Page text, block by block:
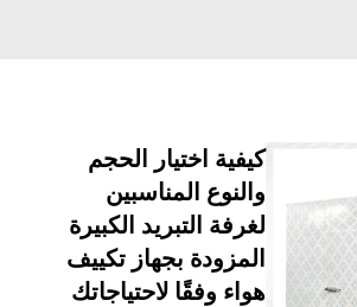
كيفية اختيار الحجم
والنوع المناسبين
لغرفة التبريد الكبيرة
المزودة بجهاز تكييف
هواء وفقًا لاحتياجاتك